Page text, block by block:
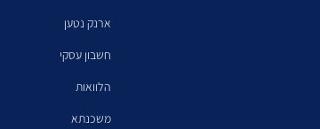
ארנק נטען
חשבון עסקי
הלוואות
משכנתא